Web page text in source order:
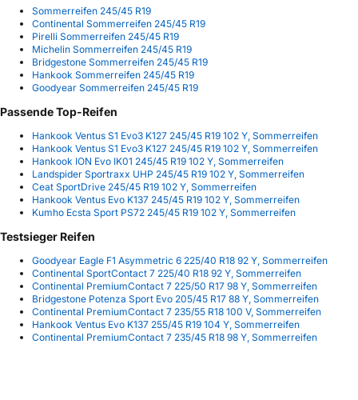
Sommerreifen 245/45 R19
Continental Sommerreifen 245/45 R19
Pirelli Sommerreifen 245/45 R19
Michelin Sommerreifen 245/45 R19
Bridgestone Sommerreifen 245/45 R19
Hankook Sommerreifen 245/45 R19
Goodyear Sommerreifen 245/45 R19
Passende Top-Reifen
Hankook Ventus S1 Evo3 K127 245/45 R19 102 Y, Sommerreifen
Hankook Ventus S1 Evo3 K127 245/45 R19 102 Y, Sommerreifen
Hankook ION Evo IK01 245/45 R19 102 Y, Sommerreifen
Landspider Sportraxx UHP 245/45 R19 102 Y, Sommerreifen
Ceat SportDrive 245/45 R19 102 Y, Sommerreifen
Hankook Ventus Evo K137 245/45 R19 102 Y, Sommerreifen
Kumho Ecsta Sport PS72 245/45 R19 102 Y, Sommerreifen
Testsieger Reifen
Goodyear Eagle F1 Asymmetric 6 225/40 R18 92 Y, Sommerreifen
Continental SportContact 7 225/40 R18 92 Y, Sommerreifen
Continental PremiumContact 7 225/50 R17 98 Y, Sommerreifen
Bridgestone Potenza Sport Evo 205/45 R17 88 Y, Sommerreifen
Continental PremiumContact 7 235/55 R18 100 V, Sommerreifen
Hankook Ventus Evo K137 255/45 R19 104 Y, Sommerreifen
Continental PremiumContact 7 235/45 R18 98 Y, Sommerreifen